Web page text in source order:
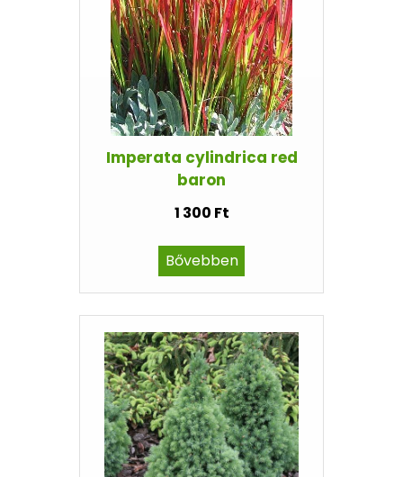
Imperata cylindrica red
baron
1 300 Ft
Bővebben